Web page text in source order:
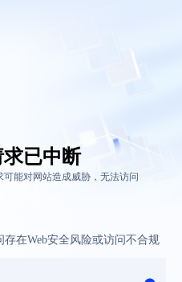
已中断
可能对网站造成威胁，无法访问
在Web安全风险或访问不合规